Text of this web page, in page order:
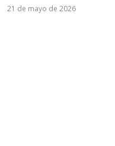
21 de mayo de 2026